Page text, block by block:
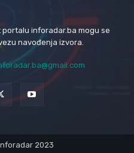
inforadar.ba mogu se
navođenja izvora.
2023